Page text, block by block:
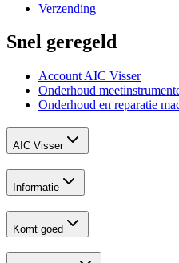
Verzending
Snel geregeld
Account AIC Visser
Onderhoud
Onderhoud en reparatie
AIC Visser
Informatie
Komt goed